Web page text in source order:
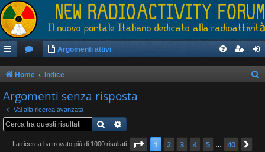
Argomenti attivi
Home Indice
Argomenti senza risposta
Vai alla ricerca avanzata
Cerca
La ricerca ha trovato più di 1000 risultati Pagina di 40
1 2 3 4 5 40